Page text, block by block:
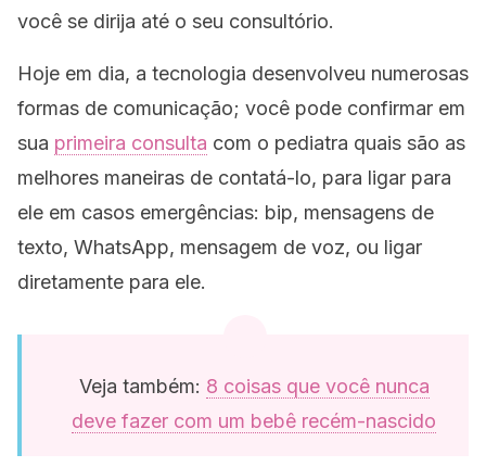
você se dirija até o seu consultório.
Hoje em dia, a tecnologia desenvolveu numerosas
formas de comunicação; você pode confirmar em
sua primeira consulta com o pediatra quais são as
melhores maneiras de contatá-lo, para ligar para
ele em casos emergências: bip, mensagens de
texto, WhatsApp, mensagem de voz, ou ligar
diretamente para ele.
Veja também: 8 coisas que você nunca
deve fazer com um bebê recém-nascido